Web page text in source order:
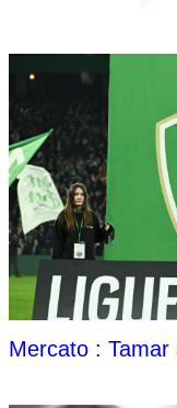
Mercato : Tamar